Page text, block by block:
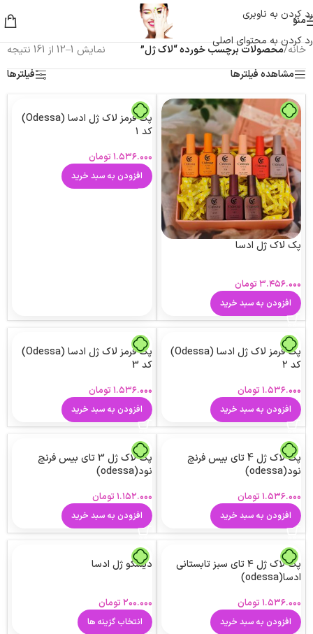
رد کردن به ناوبری
رد کردن به محتوای اصلی
منو
خانه/محصولات برچسب خورده “لاک ژل”
نمایش 1–12 از 161 نتیجه
مشاهده فیلترها
فیلترها
پک لاک ژل ادسا
۳.۴۵۶.۰۰۰ تومان
افزودن به سبد خرید
پک قرمز لاک ژل ادسا (Odessa)
کد ۱
۱.۵۳۶.۰۰۰ تومان
افزودن به سبد خرید
پک قرمز لاک ژل ادسا (Odessa)
کد ۲
۱.۵۳۶.۰۰۰ تومان
افزودن به سبد خرید
پک قرمز لاک ژل ادسا (Odessa)
کد 3
۱.۵۳۶.۰۰۰ تومان
افزودن به سبد خرید
پک لاک ژل 4 تای بیس فرنچ
نود(odessa)
۱.۵۳۶.۰۰۰ تومان
افزودن به سبد خرید
پک لاک ژل 3 تای بیس فرنچ
نود(odessa)
۱.۱۵۲.۰۰۰ تومان
افزودن به سبد خرید
پک لاک ژل ۴ تای سبز تابستانی
ادسا(odessa)
۱.۵۳۶.۰۰۰ تومان
افزودن به سبد خرید
دیسکو ژل ادسا
۲۰۰.۰۰۰ تومان
انتخاب گزینه ها